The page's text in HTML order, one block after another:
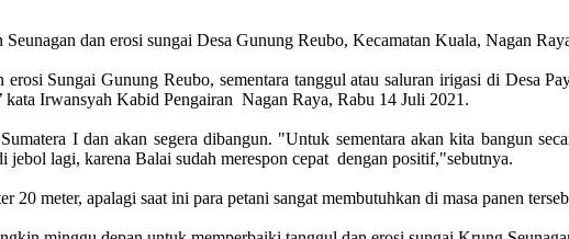
dan erosi sungai Desa Gunung Reubo, Kecamatan Kuala, Nagan
Sungai Gunung Reubo, sementara tanggul atau saluran irigasi di Desa
kata Irwansyah Kabid Pengairan Nagan Raya, Rabu 14 Juli 2021.
I dan akan segera dibangun. "Untuk sementara akan kita bangun
jebol lagi, karena Balai sudah merespon cepat dengan positif,"sebutnya.
meter, apalagi saat ini para petani sangat membutuhkan di masa panen